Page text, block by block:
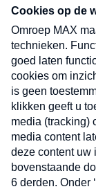
nieuwsbrief.
uw mailbox.